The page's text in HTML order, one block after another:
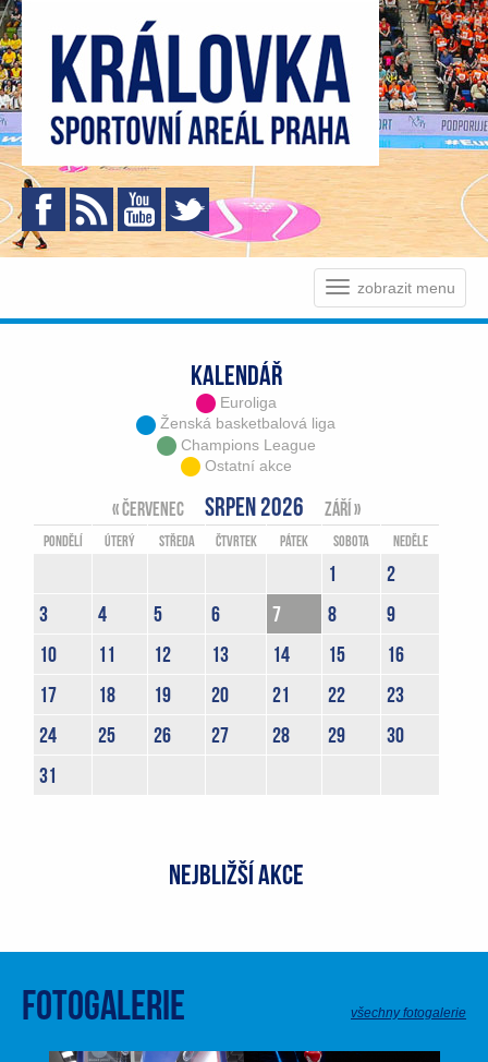
zobrazit menu
KALENDÁŘ
Euroliga
Ženská basketbalová liga
Champions League
Ostatní akce
« Červenec Srpen 2026 Září »
Pondělí Úterý Středa Čtvrtek Pátek Sobota Neděle
1
2
3
4 5 6 7 8
9
10
11 12 13 14 15
16
17
18 19 20 21 22
23
24
25 26 27 28 29
30
31
NEJBLIŽŠÍ AKCE
Fotogalerie všechny fotogalerie